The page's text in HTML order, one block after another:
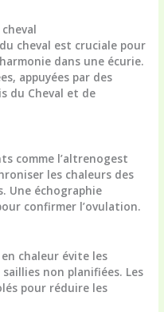
cheval est cruciale pour
dans une écurie.
appuyées par des
du Cheval et de
comme l’altrenogest
les chaleurs des
Une échographie
confirmer l’ovulation.
chaleur évite les
non planifiées. Les
pour réduire les